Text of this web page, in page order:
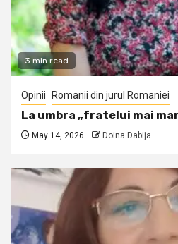
3 min read
Opinii Romanii din jurul Romaniei
La umbra „fratelui mai
May 14, 2026 Doina Dabija